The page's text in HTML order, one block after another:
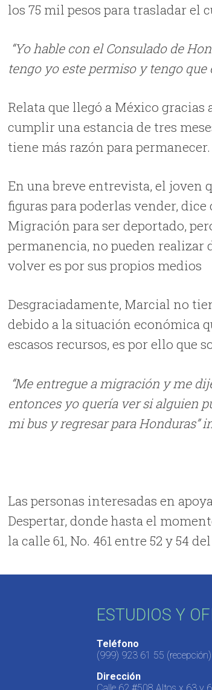
los 75 mil pesos para trasladar el
“Yo hable con el Consulado de
tengo yo este permiso y tengo que
Relata que llegó a México gracias
cumplir una estancia de tres
tiene más razón para permanecer.
En una breve entrevista, el joven
figuras para poderlas vender,
Migración para ser deportado,
permanencia, no pueden realizar
volver es por sus propios medios
Desgraciadamente, Marcial no
debido a la situación económica
escasos recursos, es por ello que
“Me entregue a migración y me
entonces yo quería ver si alguien
mi bus y regresar para Honduras”
Las personas interesadas en
Despertar, donde hasta el
la calle 61, No. 461 entre 52 y 54
ESTUDIOS Y
Teléfono
(999) 923 61 55 (recepción)
Dirección